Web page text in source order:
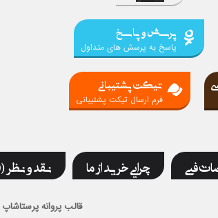
پرسش و پاسخ
پاسخ به پرسش های متداول
تیکت پشتیبانی
فرم ارسال تیکت پشتیبانی
فنی چرایی خرید از ما نقد و نظر (0)
قالب پروانه پرستاشاپ